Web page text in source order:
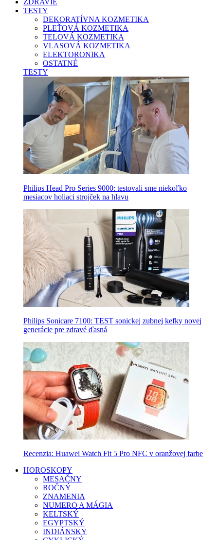
ZDRAVIE
TESTY
DEKORATÍVNA KOZMETIKA
PLEŤOVÁ KOZMETIKA
TELOVÁ KOZMETIKA
VLASOVÁ KOZMETIKA
ELEKTORONIKA
OSTATNÉ
TESTY
Philips Head Pro Series 9000: testovali sme niekoľko
mesiacov holiaci strojček na hlavu
Philips Sonicare 7100: TEST sonickej zubnej kefky novej
generácie pre zdravé ďasná
Recenzia: Huawei Watch Fit 5 Pro NFC v oranžovej farbe
HOROSKOPY
MESAČNY
ROČNÝ
ZNAMENIA
NUMERO A MÁGIA
KELTSKÝ
EGYPTSKÝ
INDIÁNSKY